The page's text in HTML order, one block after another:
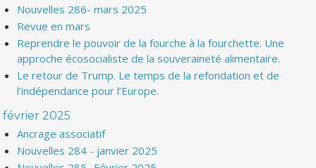
Nouvelles 286- mars 2025
Revue en mars
Reprendre le pouvoir de la fourche à la fourchette. Une
approche écosocialiste de la souveraineté alimentaire.
Le retour de Trump. Le temps de la refondation et de
l’indépendance pour l’Europe.
février 2025
Ancrage associatif
Nouvelles 284 - janvier 2025